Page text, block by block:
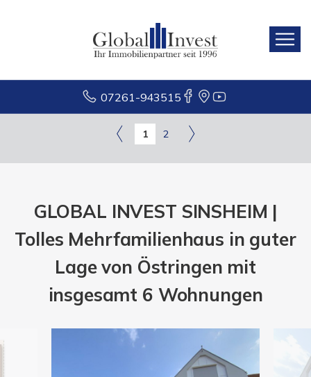
07261-943515
1 2
GLOBAL INVEST SINSHEIM |
Tolles Mehrfamilienhaus in guter
Lage von Östringen mit
insgesamt 6 Wohnungen